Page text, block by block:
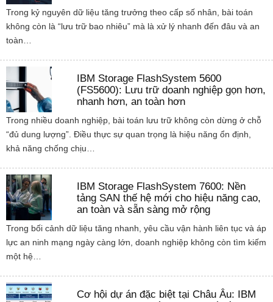
Trong kỷ nguyên dữ liệu tăng trưởng theo cấp số nhân, bài toán
không còn là “lưu trữ bao nhiêu” mà là xử lý nhanh đến đâu và an
toàn…
IBM Storage FlashSystem 5600
(FS5600): Lưu trữ doanh nghiệp gọn hơn,
nhanh hơn, an toàn hơn
Trong nhiều doanh nghiệp, bài toán lưu trữ không còn dừng ở chỗ
“đủ dung lượng”. Điều thực sự quan trọng là hiệu năng ổn định,
khả năng chống chịu…
IBM Storage FlashSystem 7600: Nền
tảng SAN thế hệ mới cho hiệu năng cao,
an toàn và sẵn sàng mở rộng
Trong bối cảnh dữ liệu tăng nhanh, yêu cầu vận hành liên tục và áp
lực an ninh mạng ngày càng lớn, doanh nghiệp không còn tìm kiếm
một hệ…
Cơ hội dự án đặc biệt tại Châu Âu: IBM